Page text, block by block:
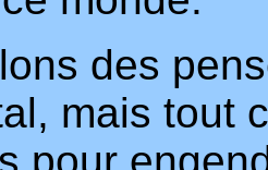
des
mais tout
pour